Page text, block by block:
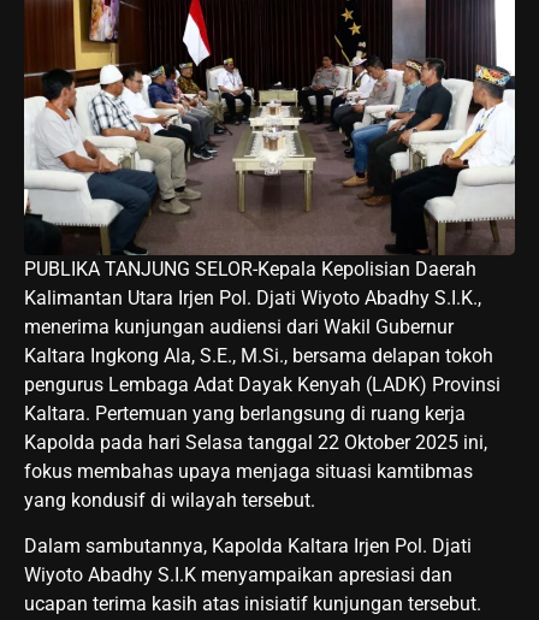
PUBLIKA TANJUNG SELOR-Kepala Kepolisian Daerah
Kalimantan Utara Irjen Pol. Djati Wiyoto Abadhy S.I.K.,
menerima kunjungan audiensi dari Wakil Gubernur
Kaltara Ingkong Ala, S.E., M.Si., bersama delapan tokoh
pengurus Lembaga Adat Dayak Kenyah (LADK) Provinsi
Kaltara. Pertemuan yang berlangsung di ruang kerja
Kapolda pada hari Selasa tanggal 22 Oktober 2025 ini,
fokus membahas upaya menjaga situasi kamtibmas
yang kondusif di wilayah tersebut.
​Dalam sambutannya, Kapolda Kaltara Irjen Pol. Djati
Wiyoto Abadhy S.I.K menyampaikan apresiasi dan
ucapan terima kasih atas inisiatif kunjungan tersebut.